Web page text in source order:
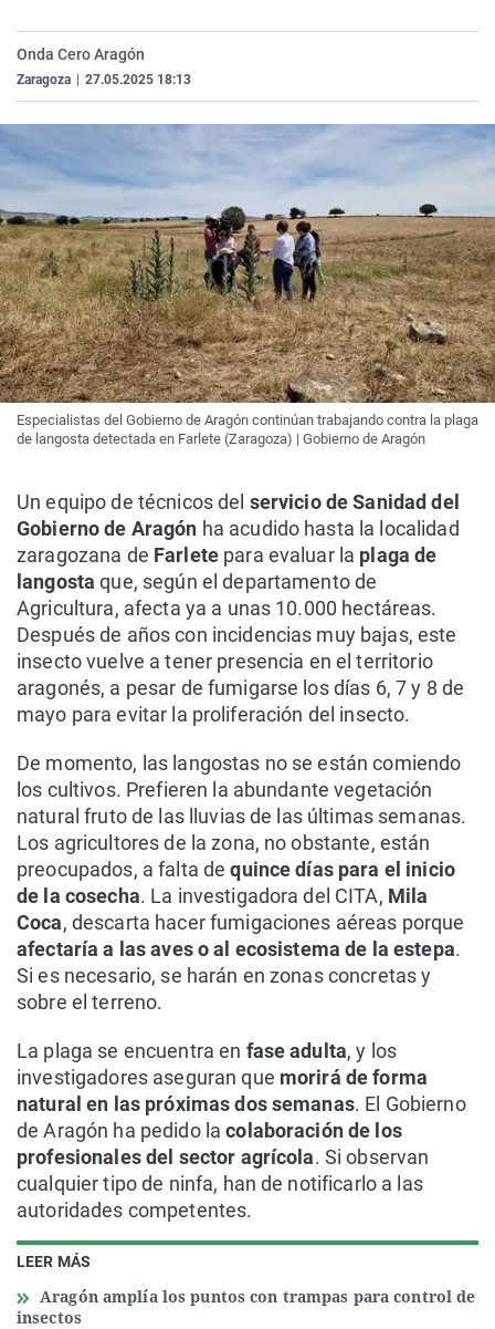
Como el perro y el
Equipo de
Operación Viuda
La Rioja
Navarra
País Vasco
Elecciones
Onda Cero Aragón
Zaragoza 27.05.2025 18:13
Especialistas del Gobierno de Aragón continúan trabajando contra la plaga
de langosta detectada en Farlete (Zaragoza) | Gobierno de Aragón
LEER MÁS
Aragón amplía los puntos con trampas para control de
insectos
Un equipo de técnicos del servicio de Sanidad del
Gobierno de Aragón ha acudido hasta la localidad
zaragozana de Farletepara evaluar la plaga de
langostaque, según el departamento de
Agricultura, afecta ya a unas 10.000 hectáreas.
Después de años con incidencias muy bajas, este
insecto vuelve a tener presencia en el territorio
aragonés, a pesar de fumigarse los días 6, 7 y 8 de
mayo para evitar la proliferación del insecto.
De momento, las langostas no se están comiendo
los cultivos. Prefieren la abundante vegetación
natural fruto de las lluvias de las últimas semanas.
Los agricultores de la zona, no obstante, están
preocupados, a falta dequince días para el inicio
de la cosecha. La investigadora del CITA, Mila
Coca, descarta hacer fumigaciones aéreas porque
afectaría a las aves o al ecosistema de la estepa.
Si es necesario, se harán en zonas concretas y
sobre el terreno.
La plaga se encuentra en fase adulta, y los
investigadores aseguran que morirá de forma
natural en las próximas dos semanas. El Gobierno
de Aragón ha pedido lacolaboración de los
profesionales del sector agrícola. Si observan
cualquier tipo de ninfa, han de notificarlo a las
autoridades competentes.